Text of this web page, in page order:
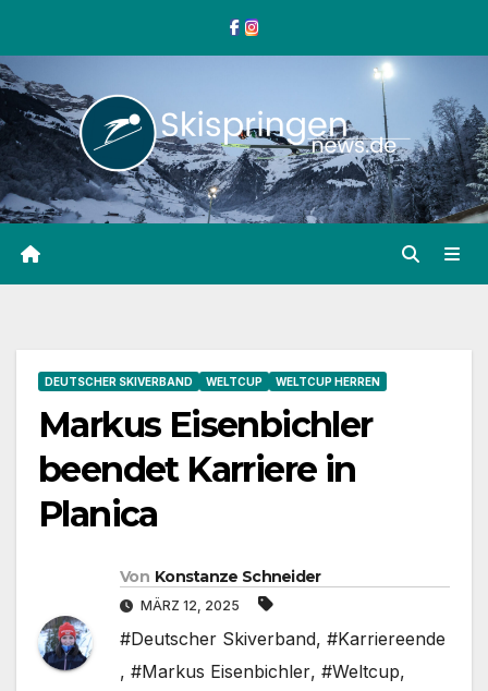
springen
DEUTSCHER SKIVERBAND WELTCUP WELTCUP HERREN
Markus Eisenbichler
beendet Karriere in
Planica
Von Konstanze Schneider
MÄRZ 12, 2025
#Deutscher Skiverband, #Karriereende
, #Markus Eisenbichler, #Weltcup,